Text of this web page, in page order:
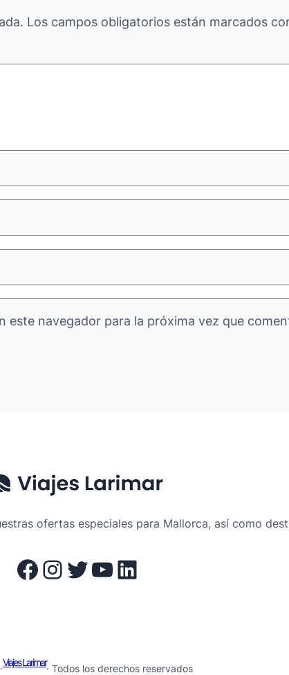
Los campos obligatorios están marcados
este navegador para la próxima vez que
ofertas especiales para Mallorca, así como
Facebook Instagram Twitter YouTube LinkedIn
Viajes Larimar
· Todos los derechos reservados